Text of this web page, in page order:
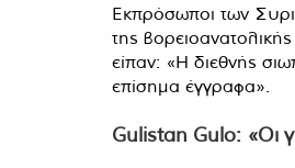
Εκπρόσωποι των
της
είπαν: «Η διεθνής
επίσημα έγγραφα».
Gulistan Gulo: «Οι